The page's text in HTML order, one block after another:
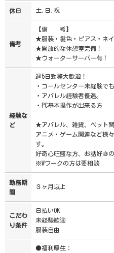
休日 土,日,祝
備考
【備 考】
★服装・髪色・ピアス・ネ
★開放的な休憩室完備！
★ウォーターサーバー有！
経験な
ど
週5日勤務大歓迎！
・コールセンター未経験で
・アパレル経験者優遇。
・PC基本操作が出来る方
★アパレル、雑貨、ペット関
アニメ・ゲーム関連など様
す。
好奇心旺盛な方、お話好き
※Wワークの方は要相談
勤務期
間
３ヶ月以上
こだわ
り条件
日払いOK
未経験歓迎
服装自由
●福利厚生：